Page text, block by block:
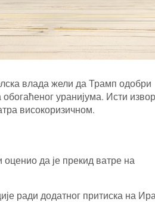
влада жели да Трамп одобри
уранијума. Исти извор
високоризичном.
да је прекид ватре на
ради додатног притиска на